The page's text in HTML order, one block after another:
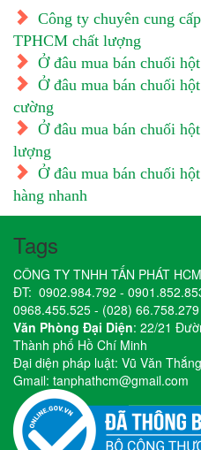
Công ty chuyên cung
TPHCM chất lượng
Ở đâu mua bán chuối
Ở đâu mua bán chuối
cường
Ở đâu mua bán chuối
lượng
Ở đâu mua bán chuối
hàng nhanh
Tags
CÔNG TY TNHH TẤN PHÁT HCM
ĐT: 0902.984.792 -
0968.455.525 - (028) 66.758.279
Văn Phòng Đại Diện: 22/21
Thành phố Hồ Chí Minh
Đại diện pháp luật: Vũ Văn
Gmail: tanphathcm@gmail.com